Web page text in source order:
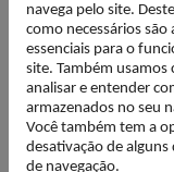
navega pelo site.
como necessários são
essenciais para o
site. Também usamos
analisar e entender
armazenados no seu
Você também tem a
desativação de alguns
de navegação.